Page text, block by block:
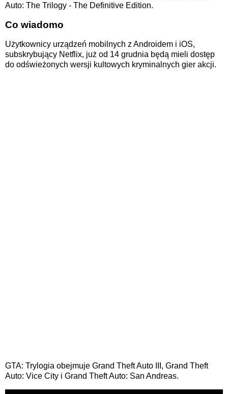
Auto: The Trilogy - The Definitive Edition.
Co wiadomo
Użytkownicy urządzeń mobilnych z Androidem i iOS,
subskrybujący Netflix, już od 14 grudnia będą mieli dostęp
do odświeżonych wersji kultowych kryminalnych gier akcji.
GTA: Trylogia obejmuje Grand Theft Auto III, Grand Theft
Auto: Vice City i Grand Theft Auto: San Andreas.